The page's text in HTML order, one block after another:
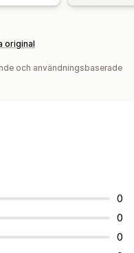
original
och användningsbaserade
0
0
0